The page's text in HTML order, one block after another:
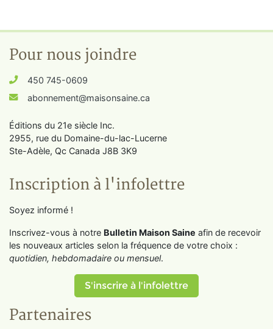
Pour nous joindre
450 745-0609
abonnement@maisonsaine.ca
Éditions du 21e siècle Inc.
2955, rue du Domaine-du-lac-Lucerne
Ste-Adèle, Qc Canada J8B 3K9
Inscription à l'infolettre
Soyez informé !
Inscrivez-vous à notre Bulletin Maison Saine afin de recevoir
les nouveaux articles selon la fréquence de votre choix :
quotidien, hebdomadaire ou mensuel.
S'inscrire à l'infolettre
Partenaires